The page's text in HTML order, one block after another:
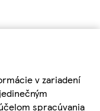
v zariadení
spracúvania